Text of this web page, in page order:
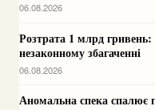
06.08.2026
Розтрата 1 млрд
незаконному збагаченні
06.08.2026
Аномальна спека спалює